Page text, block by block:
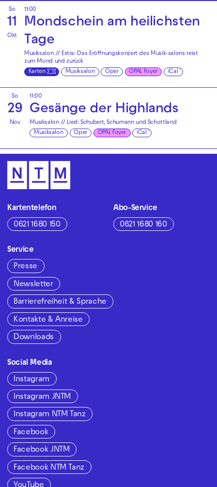
So
11
Okt
11:00
Mondschein am heilichsten
Tage
Musiksalon // Extra: Das Eröffnungskonzert des Musik-salons reist
zum Mond und zurück
Karten
Musiksalon Oper OPAL Foyer iCal
So
29
Nov
11:00
Gesänge der Highlands
Musiksalon // Lied: Schubert, Schumann und Schottland
Musiksalon
Oper OPAL Foyer iCal
Kartentelefon
0621 1680 150
Abo-Service
0621 1680 160
Service
Presse
Newsletter
Barrierefreiheit & Sprache
Kontakte & Anreise
Downloads
Social Media
Instagram
Instagram JNTM
Instagram NTM Tanz
Facebook
Facebook JNTM
Facebook NTM Tanz